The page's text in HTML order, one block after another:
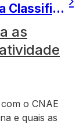
CNAE 2449101: Entendendo a Classificação para Produção de Alumínio
as
o CNAE
e quais as